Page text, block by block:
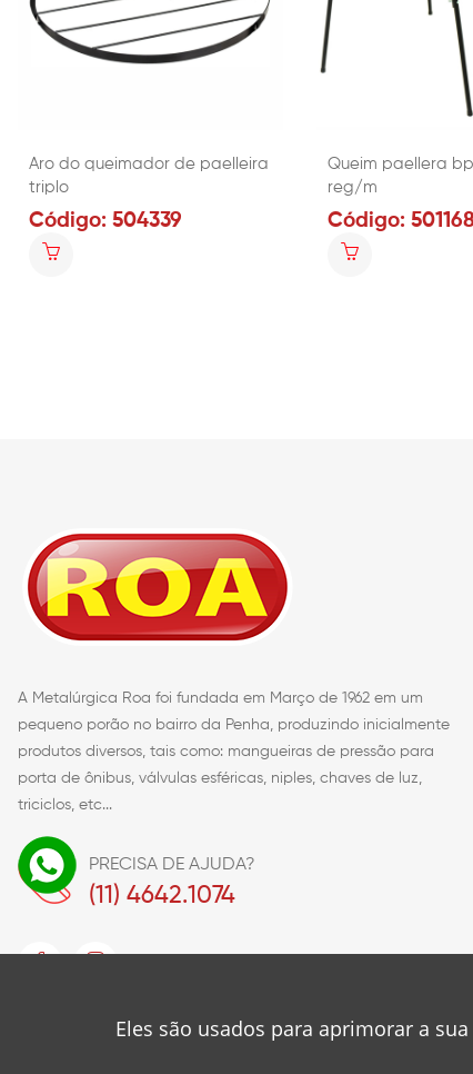
Aro do queimador de paelleira
triplo
Código: 504339
Queim paellera
reg/m
Código:
A Metalúrgica Roa foi fundada em Março de 1962 em um
pequeno porão no bairro da Penha, produzindo inicialmente
produtos diversos, tais como: mangueiras de pressão para
porta de ônibus, válvulas esféricas, niples, chaves de luz,
triciclos, etc...
PRECISA DE AJUDA?
(11) 4642.1074
Eles são usados para aprimorar a